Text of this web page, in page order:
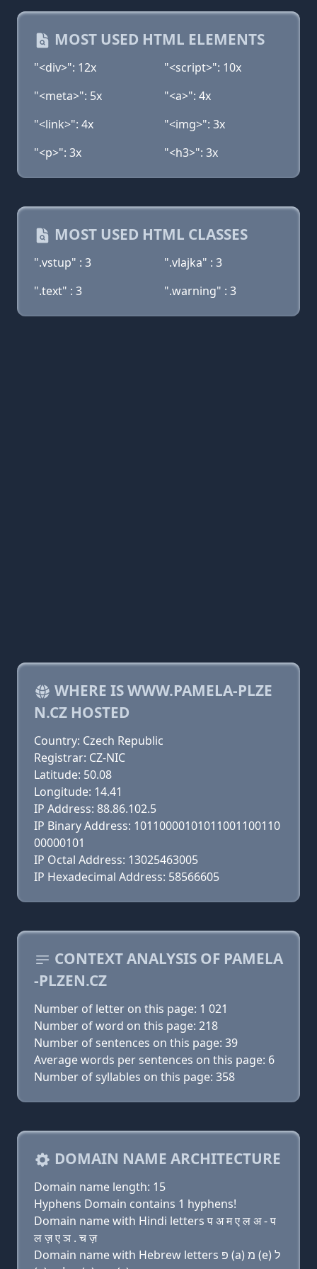
MOST USED HTML ELEMENTS
"<div>": 12x
"<script>": 10x
"<meta>": 5x
"<a>": 4x
"<link>": 4x
"<img>": 3x
"<p>": 3x
"<h3>": 3x
MOST USED HTML CLASSES
".vstup" : 3
".vlajka" : 3
".text" : 3
".warning" : 3
WHERE IS WWW.PAMELA-PLZE
N.CZ HOSTED
Country: Czech Republic
Registrar: CZ-NIC
Latitude: 50.08
Longitude: 14.41
IP Address: 88.86.102.5
IP Binary Address: 10110000101011001100110
00000101
IP Octal Address: 13025463005
IP Hexadecimal Address: 58566605
CONTEXT ANALYSIS OF PAMELA
-PLZEN.CZ
Number of letter on this page: 1 021
Number of word on this page: 218
Number of sentences on this page: 39
Average words per sentences on this page: 6
Number of syllables on this page: 358
DOMAIN NAME ARCHITECTURE
Domain name length: 15
Hyphens Domain contains 1 hyphens!
Domain name with Hindi letters प अ म ए ल अ - प
ल ज़ ए ञ . च ज़
Domain name with Hebrew letters פּ (a) מ (e) ל